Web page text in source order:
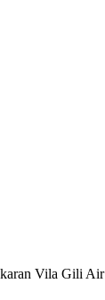
Vila Gili Air